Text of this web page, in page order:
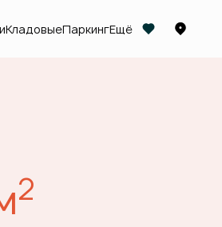
КладовыеПаркингЕщё
Забронировать
2